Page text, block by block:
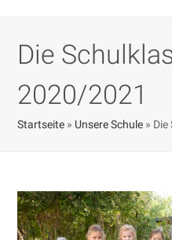
Die
2020/2021
Startseite » Unsere Schule »